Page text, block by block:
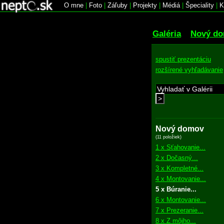
O mne Foto Záľuby Projekty Médiá| Špeciality
Galéria Nový
spustiť prezentáciu
rozšírené vyhľadávanie
>
Nový domov
(11 položiek)
1 x Sťahovanie...
2 x Dočasný...
3 x Kompletné...
4 x Montovanie...
5 x Búranie...
6 x Montovanie...
7 x Prezeranie...
8 x Z môjho...